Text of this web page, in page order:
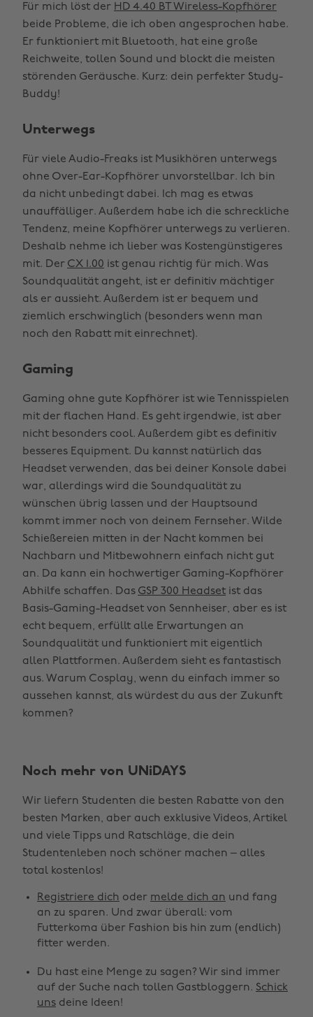
Für mich löst der HD 4.40 BT Wireless-Kopfhörer
beide Probleme, die ich oben angesprochen habe.
Er funktioniert mit Bluetooth, hat eine große
Reichweite, tollen Sound und blockt die meisten
störenden Geräusche. Kurz: dein perfekter Study-
Buddy!
Unterwegs
Für viele Audio-Freaks ist Musikhören unterwegs
ohne Over-Ear-Kopfhörer unvorstellbar. Ich bin
da nicht unbedingt dabei. Ich mag es etwas
unauffälliger. Außerdem habe ich die schreckliche
Tendenz, meine Kopfhörer unterwegs zu verlieren.
Deshalb nehme ich lieber was Kostengünstigeres
mit. Der CX 1.00 ist genau richtig für mich. Was
Soundqualität angeht, ist er definitiv mächtiger
als er aussieht. Außerdem ist er bequem und
ziemlich erschwinglich (besonders wenn man
noch den Rabatt mit einrechnet).
Gaming
Gaming ohne gute Kopfhörer ist wie Tennisspielen
mit der flachen Hand. Es geht irgendwie, ist aber
nicht besonders cool. Außerdem gibt es definitiv
besseres Equipment. Du kannst natürlich das
Headset verwenden, das bei deiner Konsole dabei
war, allerdings wird die Soundqualität zu
wünschen übrig lassen und der Hauptsound
kommt immer noch von deinem Fernseher. Wilde
Schießereien mitten in der Nacht kommen bei
Nachbarn und Mitbewohnern einfach nicht gut
an. Da kann ein hochwertiger Gaming-Kopfhörer
Abhilfe schaffen. Das GSP 300 Headset ist das
Basis-Gaming-Headset von Sennheiser, aber es ist
echt bequem, erfüllt alle Erwartungen an
Soundqualität und funktioniert mit eigentlich
allen Plattformen. Außerdem sieht es fantastisch
aus. Warum Cosplay, wenn du einfach immer so
aussehen kannst, als würdest du aus der Zukunft
kommen?
Noch mehr von UNiDAYS
Wir liefern Studenten die besten Rabatte von den
besten Marken, aber auch exklusive Videos, Artikel
und viele Tipps und Ratschläge, die dein
Studentenleben noch schöner machen – alles
total kostenlos!
Registriere dich oder melde dich an und fang
an zu sparen. Und zwar überall: vom
Futterkoma über Fashion bis hin zum (endlich)
fitter werden.
Du hast eine Menge zu sagen? Wir sind immer
auf der Suche nach tollen Gastbloggern. Schick
uns deine Ideen!
Region ändern
Australia
Belgique
Canada
Danmark
Nederland
New Zealand
Österreich